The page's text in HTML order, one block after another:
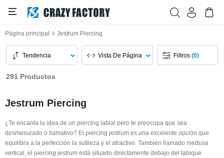
Página principal Jestrum Piercing
Tendencia Vista De Página Filtros(0)
291 Productos
Jestrum Piercing
¿Te encanta la idea de un piercing labial pero te preocupa que sea
desmesurado o llamativo? El piercing jestrum es una excelente opción que
equilibra a la perfección la sutileza y el atractivo. También llamado medusa
vertical, el piercing jestrum está situado directamente debajo del tabique